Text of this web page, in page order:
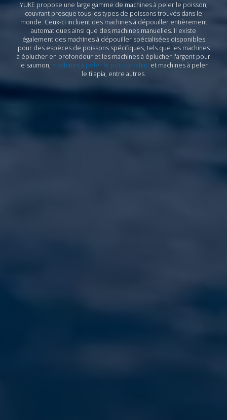
YUKE propose une large gamme de machines à peler le poisson,
couvrant presque tous les types de poissons trouvés dans le
monde. Ceux-ci incluent des machines à dépouiller entièrement
automatiques ainsi que des machines manuelles. Il existe
également des machines à dépouiller spécialisées disponibles
pour des espèces de poissons spécifiques, tels que les machines
à éplucher en profondeur et les machines à éplucher l'argent pour
le saumon, machines à peler le poisson-chat, et machines à peler
le tilapia, entre autres.